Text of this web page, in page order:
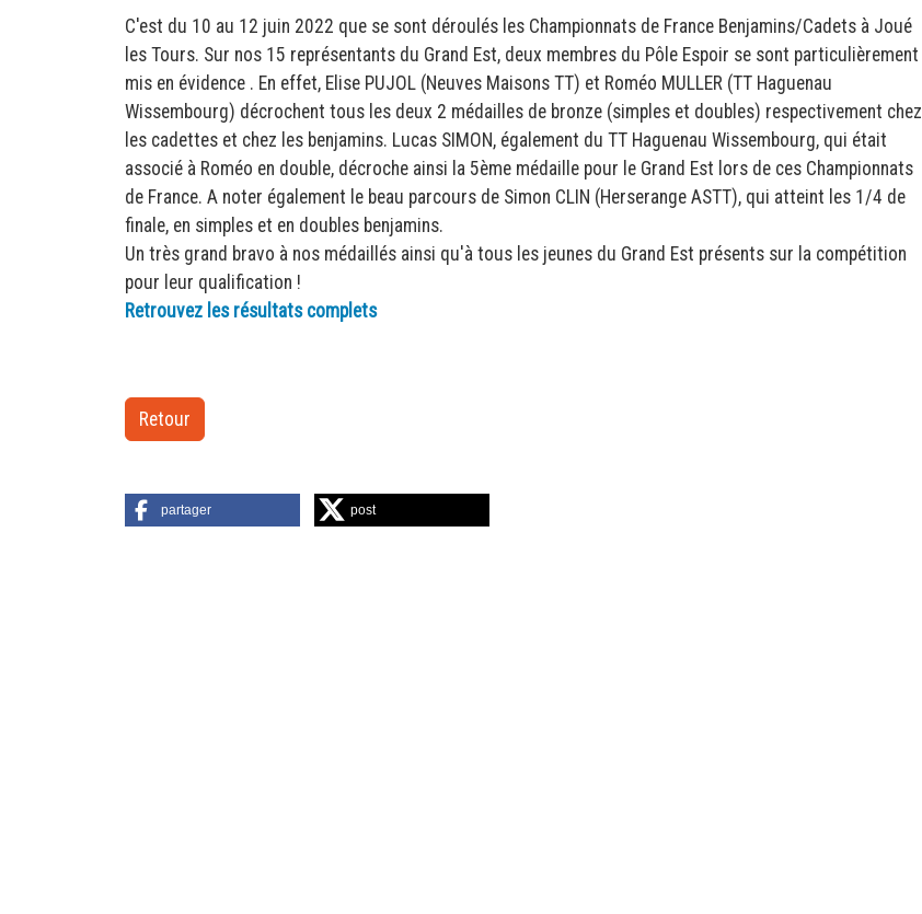
C'est du 10 au 12 juin 2022 que se sont déroulés les Championnats de France Benjamins/Cadets à Joué
les Tours. Sur nos 15 représentants du Grand Est, deux membres du Pôle Espoir se sont particulièrement
mis en évidence . En effet, Elise PUJOL (Neuves Maisons TT) et Roméo MULLER (TT Haguenau
Wissembourg) décrochent tous les deux 2 médailles de bronze (simples et doubles) respectivement chez
les cadettes et chez les benjamins. Lucas SIMON, également du TT Haguenau Wissembourg, qui était
associé à Roméo en double, décroche ainsi la 5ème médaille pour le Grand Est lors de ces Championnats
de France. A noter également le beau parcours de Simon CLIN (Herserange ASTT), qui atteint les 1/4 de
finale, en simples et en doubles benjamins.
Un très grand bravo à nos médaillés ainsi qu'à tous les jeunes du Grand Est présents sur la compétition
pour leur qualification !
Retrouvez les résultats complets
Retour
partager post